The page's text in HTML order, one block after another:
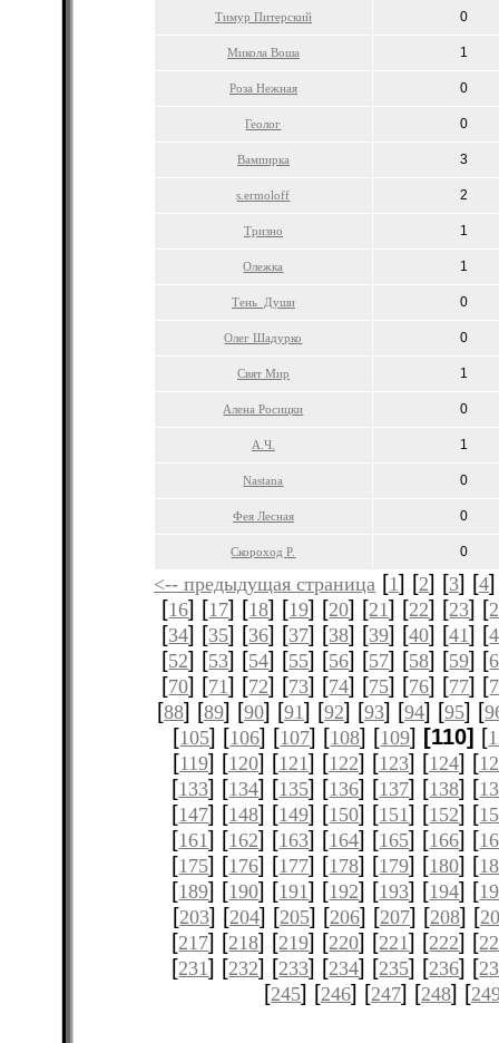
Тимур Питерский 0
Микола Воша 1
Роза Нежная 0
Геолог 0
Вампирка 3
s.ermoloff 2
Тризно 1
Олежка 1
Тень_Души 0
Олег Шадурко 0
Свят Мир 1
Алена Росицки 0
А.Ч. 1
Nastana 0
Фея Лесная 0
Скороход Р. 0
<-- предыдущая страница [1] [2] [3] [4
[16] [17] [18] [19] [20] [21] [22] [23] [
[34] [35] [36] [37] [38] [39] [40] [41] [
[52] [53] [54] [55] [56] [57] [58] [59] [
[70] [71] [72] [73] [74] [75] [76] [77] [
[88] [89] [90] [91] [92] [93] [94] [95] [
[105] [106] [107] [108] [109] [110] [
[119] [120] [121] [122] [123] [124] [
[133] [134] [135] [136] [137] [138] [
[147] [148] [149] [150] [151] [152] [
[161] [162] [163] [164] [165] [166] [
[175] [176] [177] [178] [179] [180] [
[189] [190] [191] [192] [193] [194] [
[203] [204] [205] [206] [207] [208] [
[217] [218] [219] [220] [221] [222] [
[231] [232] [233] [234] [235] [236] [
[245] [246] [247] [248] [